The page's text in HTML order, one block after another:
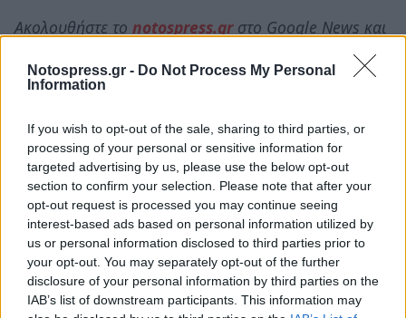
Notospress.gr - Do Not Process My Personal
Information
If you wish to opt-out of the sale, sharing to third parties, or
processing of your personal or sensitive information for
targeted advertising by us, please use the below opt-out
section to confirm your selection. Please note that after your
opt-out request is processed you may continue seeing
interest-based ads based on personal information utilized by
us or personal information disclosed to third parties prior to
your opt-out. You may separately opt-out of the further
disclosure of your personal information by third parties on the
IAB’s list of downstream participants. This information may
Ακολουθήστε το notospress.grστο Google News και
TAGS: ΑΓΟΡΑ I-EKEP ΣΠΑΡΤΗ